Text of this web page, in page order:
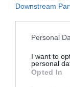
Downstream
Personal
I want to
personal
Opted In
Din Moldova
Va urăm de